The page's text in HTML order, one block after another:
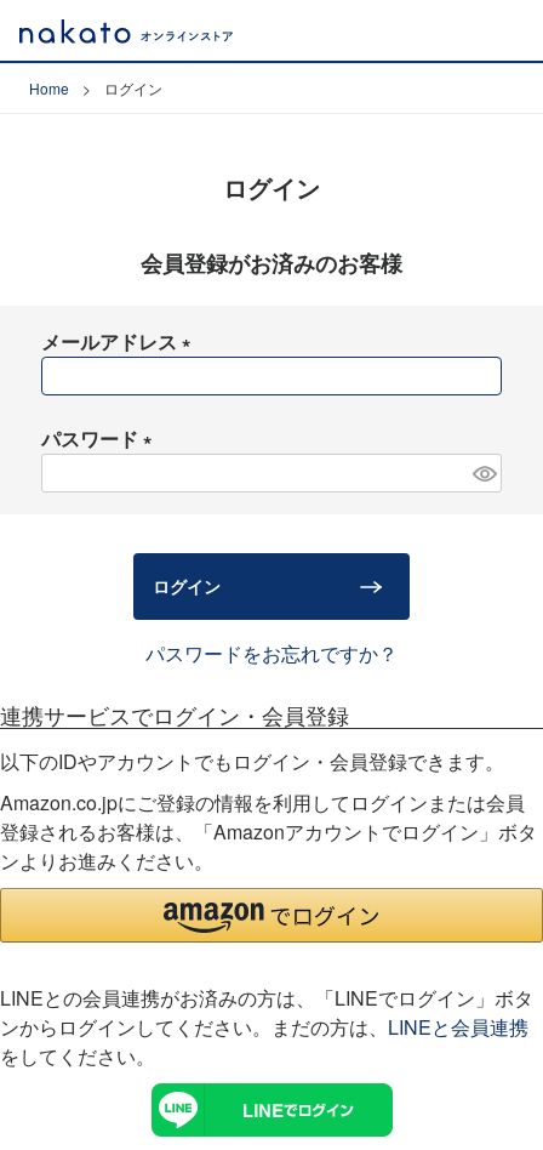
Home ログイン
ログイン
会員登録がお済みのお客様
メールアドレス
パスワード
)
ログイン
パスワードをお忘れですか？
連携サービスでログイン・会員登録
以下のIDやアカウントでもログイン・会員登録できます。
Amazon.co.jpにご登録の情報を利用してログインまたは会員
登録されるお客様は、「Amazonアカウントでログイン」ボタ
ンよりお進みください。
LINEとの会員連携がお済みの方は、「LINEでログイン」ボタ
ンからログインしてください。まだの方は、 LINEと会員連携
をしてください。